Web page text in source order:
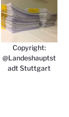
Copyright:
@Landeshauptst
adt Stuttgart